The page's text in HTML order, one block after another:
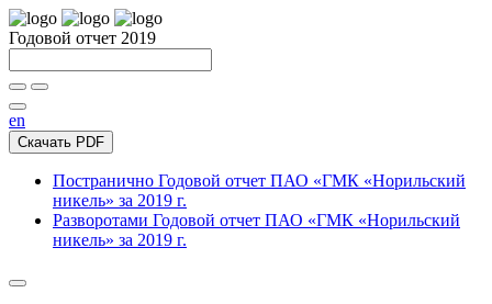
Годовой отчет 2019
en
Скачать PDF
Постранично Годовой отчет ПАО «ГМК «Норильский
никель» за 2019 г.
Разворотами Годовой отчет ПАО «ГМК «Норильский
никель» за 2019 г.